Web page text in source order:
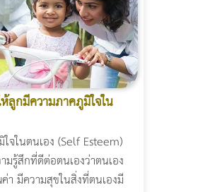
ห้ลูกมีความภาคภูมิใจใน
จในตนเอง (Self Esteem)
มรู้สึกที่ดีต่อตนเองว่าตนเอง
า มีความสุขในสิ่งที่ตนเองมี